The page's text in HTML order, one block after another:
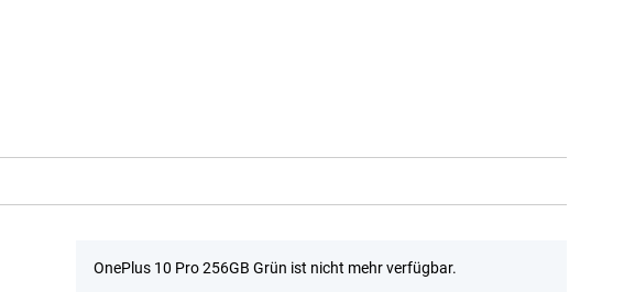
OnePlus 10 Pro 256GB Grün ist nicht mehr verfügbar.